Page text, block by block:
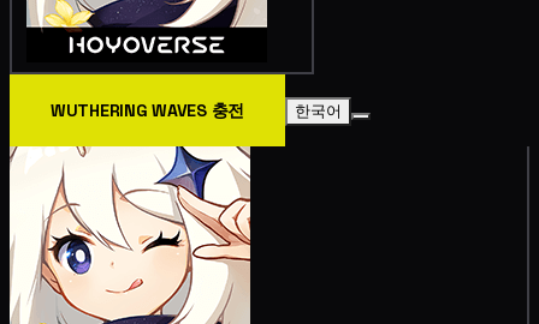
WUTHERING WAVES 충전 한국어